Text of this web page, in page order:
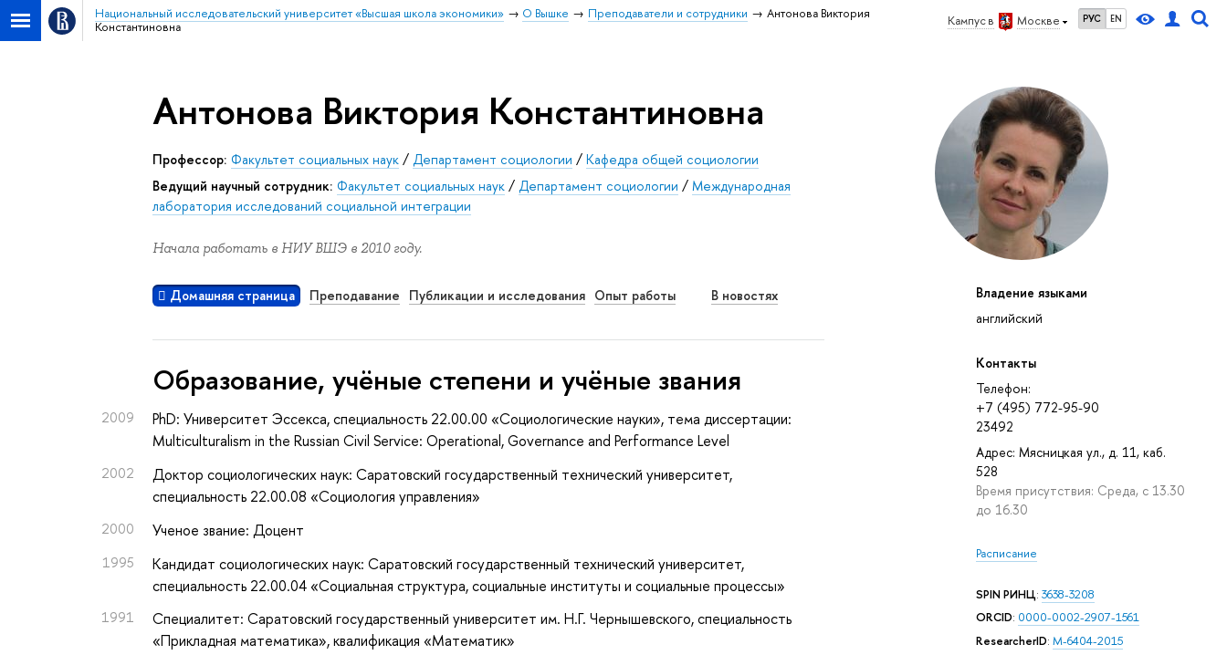
Кампус в Москве РУС EN
Национальный исследовательский университет «Высшая школа экономики» О Вышке Преподаватели и сотрудники
Антонова Виктория
Константиновна
Владение языками
английский
Контакты
Телефон:
+7 (495) 772-95-90
23492
Адрес: Мясницкая ул., д. 11, каб.
528
Время присутствия: Среда, с 13.30
до 16.30
Расписание
SPIN РИНЦ: 3638-3208
ORCID: 0000-0002-2907-1561
ResearcherID: M-6404-2015
Антонова Виктория Константиновна
Профессор: Факультет социальных наук / Департамент социологии /Кафедра общей социологии
Ведущий научный сотрудник: Факультет социальных наук / Департамент социологии / Международная
лаборатория исследований социальной интеграции
Начала работать в НИУ ВШЭ в 2010 году.
Домашняя страница Преподавание Публикации и исследования Опыт работы В новостях
Oбразование, учёные степени и учёные звания
2009
PhD: Университет Эссекса, специальность 22.00.00 «Социологические науки», тема диссертации:
Multiculturalism in the Russian Civil Service: Operational, Governance and Performance Level
2002
Доктор социологических наук: Саратовский государственный технический университет,
специальность 22.00.08 «Социология управления»
2000 Ученое звание: Доцент
1995
Кандидат социологических наук: Саратовский государственный технический университет,
специальность 22.00.04 «Социальная структура, социальные институты и социальные процессы»
1991
Специалитет: Саратовский государственный университет им. Н.Г. Чернышевского, специальность
«Прикладная математика», квалификация «Математик»